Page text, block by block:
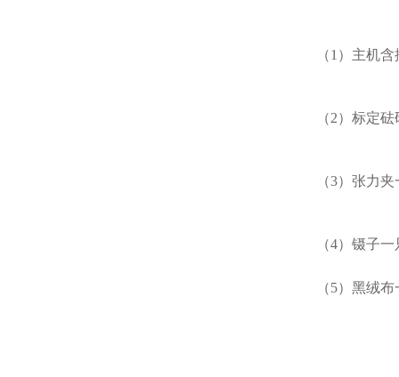
（1 ）主机含
（2）标定砝
（3）张力夹
（4）镊子一
（5）黑绒布